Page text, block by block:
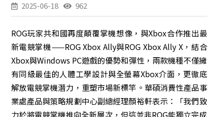
2025-06-18 962
ROG玩家共和國再度顛覆掌機想像，與Xbox合作推出最
新電競掌機——ROG Xbox Ally與ROG Xbox Ally X，結合
Xbox與Windows PC遊戲的優勢和彈性，兩款機種不僅擁
有同級最佳的人體工學設計與全螢幕Xbox介面，更徹底
解放電競掌機潛力，重塑市場新標竿。華碩消費性產品事
業處產品與策略規劃中心副總經理顏裕軒表示：「我們致
力於將電競掌機推向全新層次，但這並非ROG能獨立完成